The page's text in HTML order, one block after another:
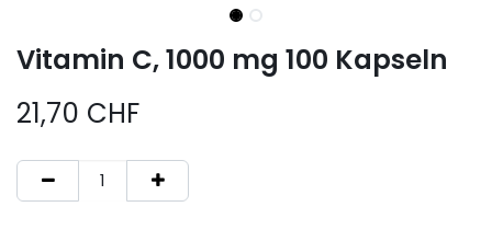
Vitamin C, 1000 mg 100 Kapseln
21,70 CHF